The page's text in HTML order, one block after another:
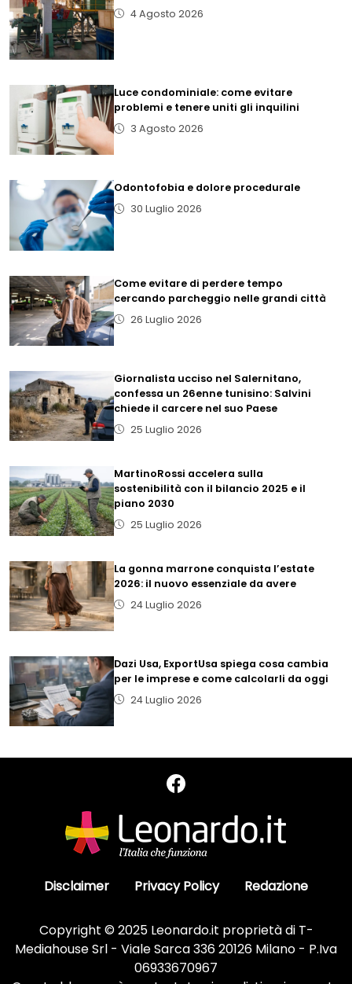
4 Agosto 2026
Luce condominiale: come evitare
problemi e tenere uniti gli inquilini
3 Agosto 2026
Odontofobia e dolore procedurale
30 Luglio 2026
Come evitare di perdere tempo
cercando parcheggio nelle grandi città
26 Luglio 2026
Giornalista ucciso nel Salernitano,
confessa un 26enne tunisino: Salvini
chiede il carcere nel suo Paese
25 Luglio 2026
MartinoRossi accelera sulla
sostenibilità con il bilancio 2025 e il
piano 2030
25 Luglio 2026
La gonna marrone conquista l’estate
2026: il nuovo essenziale da avere
24 Luglio 2026
Dazi Usa, ExportUsa spiega cosa cambia
per le imprese e come calcolarli da oggi
24 Luglio 2026
Disclaimer Privacy Policy Redazione
Copyright © 2025 Leonardo.it proprietà di T-
Mediahouse Srl - Viale Sarca 336 20126 Milano - P.Iva
06933670967